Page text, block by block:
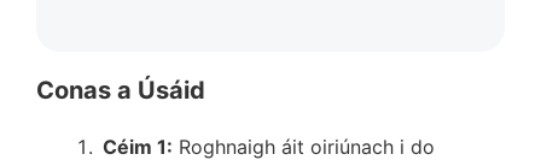
Conas a Úsáid
Céim 1: Roghnaigh áit oiriúnach i do